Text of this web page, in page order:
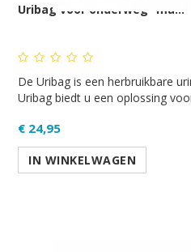
Uribag voor onderweg -ma...
De Uribag is een herbruikbare
Uribag biedt u een oplossing
€ 24,95
IN WINKELWAGEN